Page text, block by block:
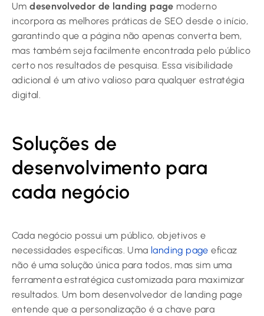
Umdesenvolvedor de landing page moderno
incorpora as melhores práticas de SEO desde o início,
garantindo que a página não apenas converta bem,
mas também seja facilmente encontrada pelo público
certo nos resultados de pesquisa. Essa visibilidade
adicional é um ativo valioso para qualquer estratégia
digital.
Soluções de
desenvolvimento para
cada negócio
Cada negócio possui um público, objetivos e
necessidades específicas. Uma landing page eficaz
não é uma solução única para todos, mas sim uma
ferramenta estratégica customizada para maximizar
resultados. Um bom desenvolvedor de landing page
entende que a personalização é a chave para